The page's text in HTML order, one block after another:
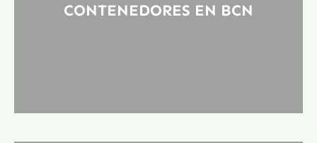
CONTENEDORES EN BCN